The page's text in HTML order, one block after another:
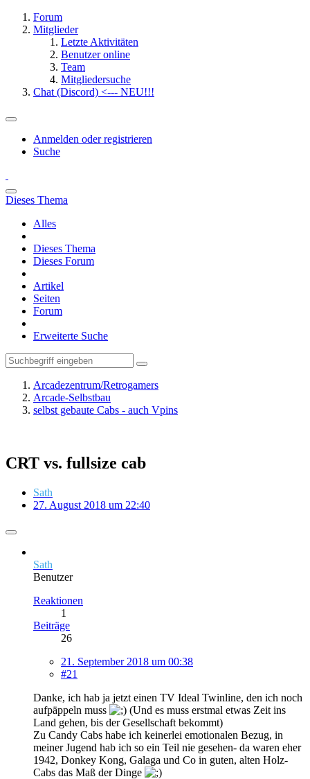
Forum
Mitglieder
Letzte Aktivitäten
Benutzer online
Team
Mitgliedersuche
Chat (Discord) <--- NEU!!!
Anmelden oder registrieren
Suche
Dieses Thema
Alles
Dieses Thema
Dieses Forum
Artikel
Seiten
Forum
Erweiterte Suche
Arcadezentrum/Retrogamers
Arcade-Selbstbau
selbst gebaute Cabs - auch Vpins
CRT vs. fullsize cab
Sath
27. August 2018 um 22:40
Sath
Benutzer
Reaktionen
1
Beiträge
26
21. September 2018 um 00:38
#21
Danke, ich hab ja jetzt einen TV Ideal Twinline, den ich noch
aufpäppeln muss
(Und es muss erstmal etwas Zeit ins
Land gehen, bis der Gesellschaft bekommt)
Zu Candy Cabs habe ich keinerlei emotionalen Bezug, in
meiner Jugend hab ich so ein Teil nie gesehen- da waren eher
1942, Donkey Kong, Galaga und Co in guten, alten Holz-
Cabs das Maß der Dinge